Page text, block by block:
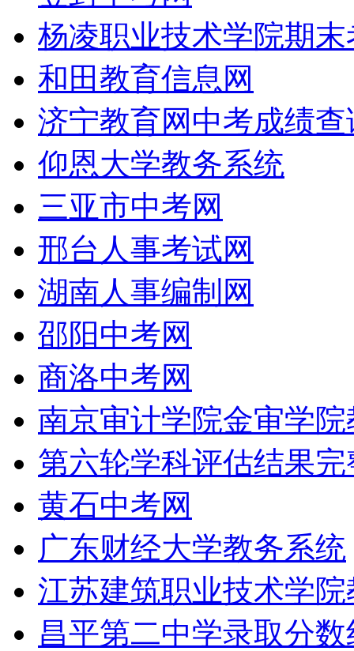
杨凌职业技术学院期
和田教育信息网
济宁教育网中考成绩查
仰恩大学教务系统
三亚市中考网
邢台人事考试网
湖南人事编制网
邵阳中考网
商洛中考网
南京审计学院金审学
第六轮学科评估结果
黄石中考网
广东财经大学教务系统
江苏建筑职业技术学
昌平第二中学录取分数